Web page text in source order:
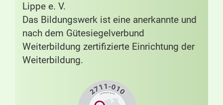
Lippe e. V.
Das Bildungswerk ist eine anerkannte und
nach dem Gütesiegelverbund
Weiterbildung zertifizierte Einrichtung der
Weiterbildung.